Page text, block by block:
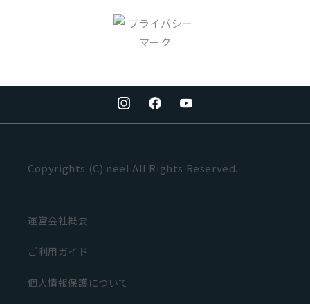
Copyrights (C) neel All Rights Reserved.
運営会社概要
ご利用ガイド
個人情報保護について